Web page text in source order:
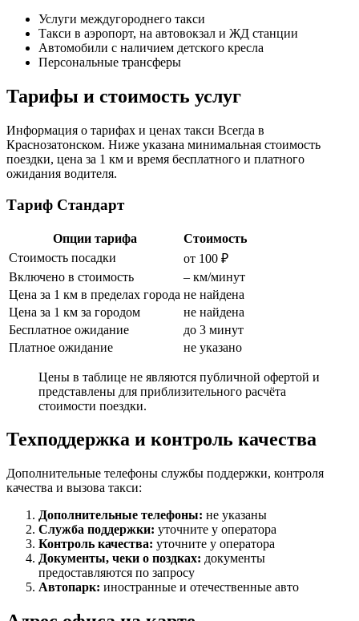
Услуги междугороднего такси
Такси в аэропорт, на автовокзал и ЖД станции
Автомобили с наличием детского кресла
Персональные трансферы
Тарифы и стоимость услуг
Информация о тарифах и ценах такси Всегда в
Краснозатонском. Ниже указана минимальная стоимость
поездки, цена за 1 км и время бесплатного и платного
ожидания водителя.
Тариф Стандарт
Опции тарифа
Стоимость
Стоимость посадки
от 100 ₽
Включено в стоимость
– км/минут
Цена за 1 км в пределах города не найдена
Цена за 1 км за городом
не найдена
Бесплатное ожидание
до 3 минут
Платное ожидание
не указано
Цены в таблице не являются публичной офертой и
представлены для приблизительного расчёта
стоимости поездки.
Техподдержка и контроль качества
Дополнительные телефоны службы поддержки, контроля
качества и вызова такси:
Дополнительные телефоны: не указаны
Служба поддержки: уточните у оператора
Контроль качества: уточните у оператора
Документы, чеки о поздках: документы
предоставляются по запросу
Автопарк: иностранные и отечественные авто